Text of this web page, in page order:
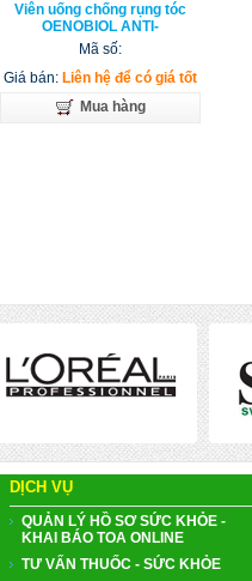
Viên uống chống rụng tóc
OENOBIOL ANTI-
CHUTE/HAIR RESTORER
Mã số:
Giá bán: Liên hệ để có giá tốt
Mua hàng
DỊCH VỤ
QUẢN LÝ HỒ SƠ SỨC KHỎE -
KHAI BÁO TOA ONLINE
TƯ VẤN THUỐC - SỨC KHỎE